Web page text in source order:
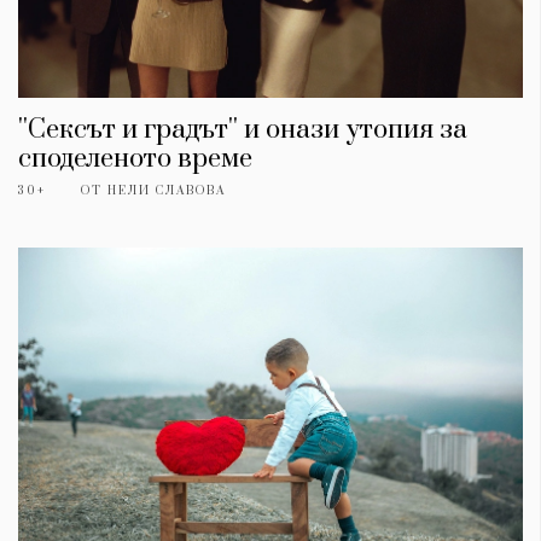
''Сексът и градът'' и онази утопия за
споделеното време
30+ ОТ НЕЛИ СЛАВОВА